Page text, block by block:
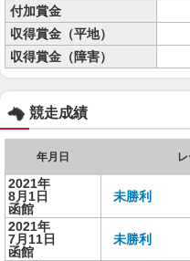
付加賞金
収得賞金（平地）
収得賞金（障害）
競走成績
年月日
2021年
8月1日
函館
未勝利
2021年
7月11日
函館
未勝利